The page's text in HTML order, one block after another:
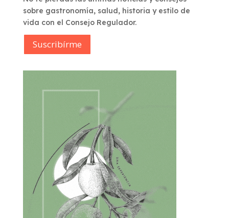
sobre gastronomía, salud, historia y estilo de
vida con el Consejo Regulador.
Suscribírme